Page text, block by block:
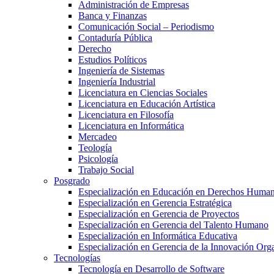
Administración de Empresas
Banca y Finanzas
Comunicación Social – Periodismo
Contaduría Pública
Derecho
Estudios Políticos
Ingeniería de Sistemas
Ingeniería Industrial
Licenciatura en Ciencias Sociales
Licenciatura en Educación Artística
Licenciatura en Filosofía
Licenciatura en Informática
Mercadeo
Teología
Psicología
Trabajo Social
Posgrado
Especialización en Educación en Derechos
Especialización en Gerencia Estratégica
Especialización en Gerencia de Proyectos
Especialización en Gerencia del Talento Humano
Especialización en Informática Educativa
Especialización en Gerencia de la Innovación
Tecnologías
Tecnología en Desarrollo de Software